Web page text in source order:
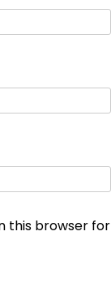
this browser for